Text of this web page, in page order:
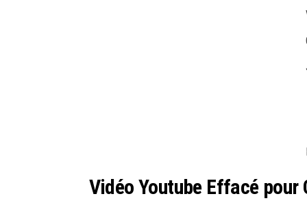
Vidéo Youtube Effacé pour